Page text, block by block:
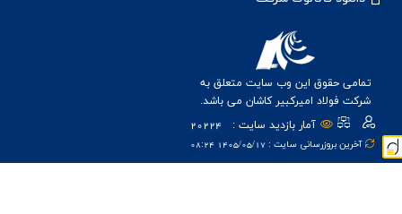
تمامی حقوق این وب سایت متعلق به
شرکت فولاد امیرکبیر کاشان می باشد.
آمار بازدید سایت :
20224
آخرین بروزرسانی سایت : 1405/05/17 08:24